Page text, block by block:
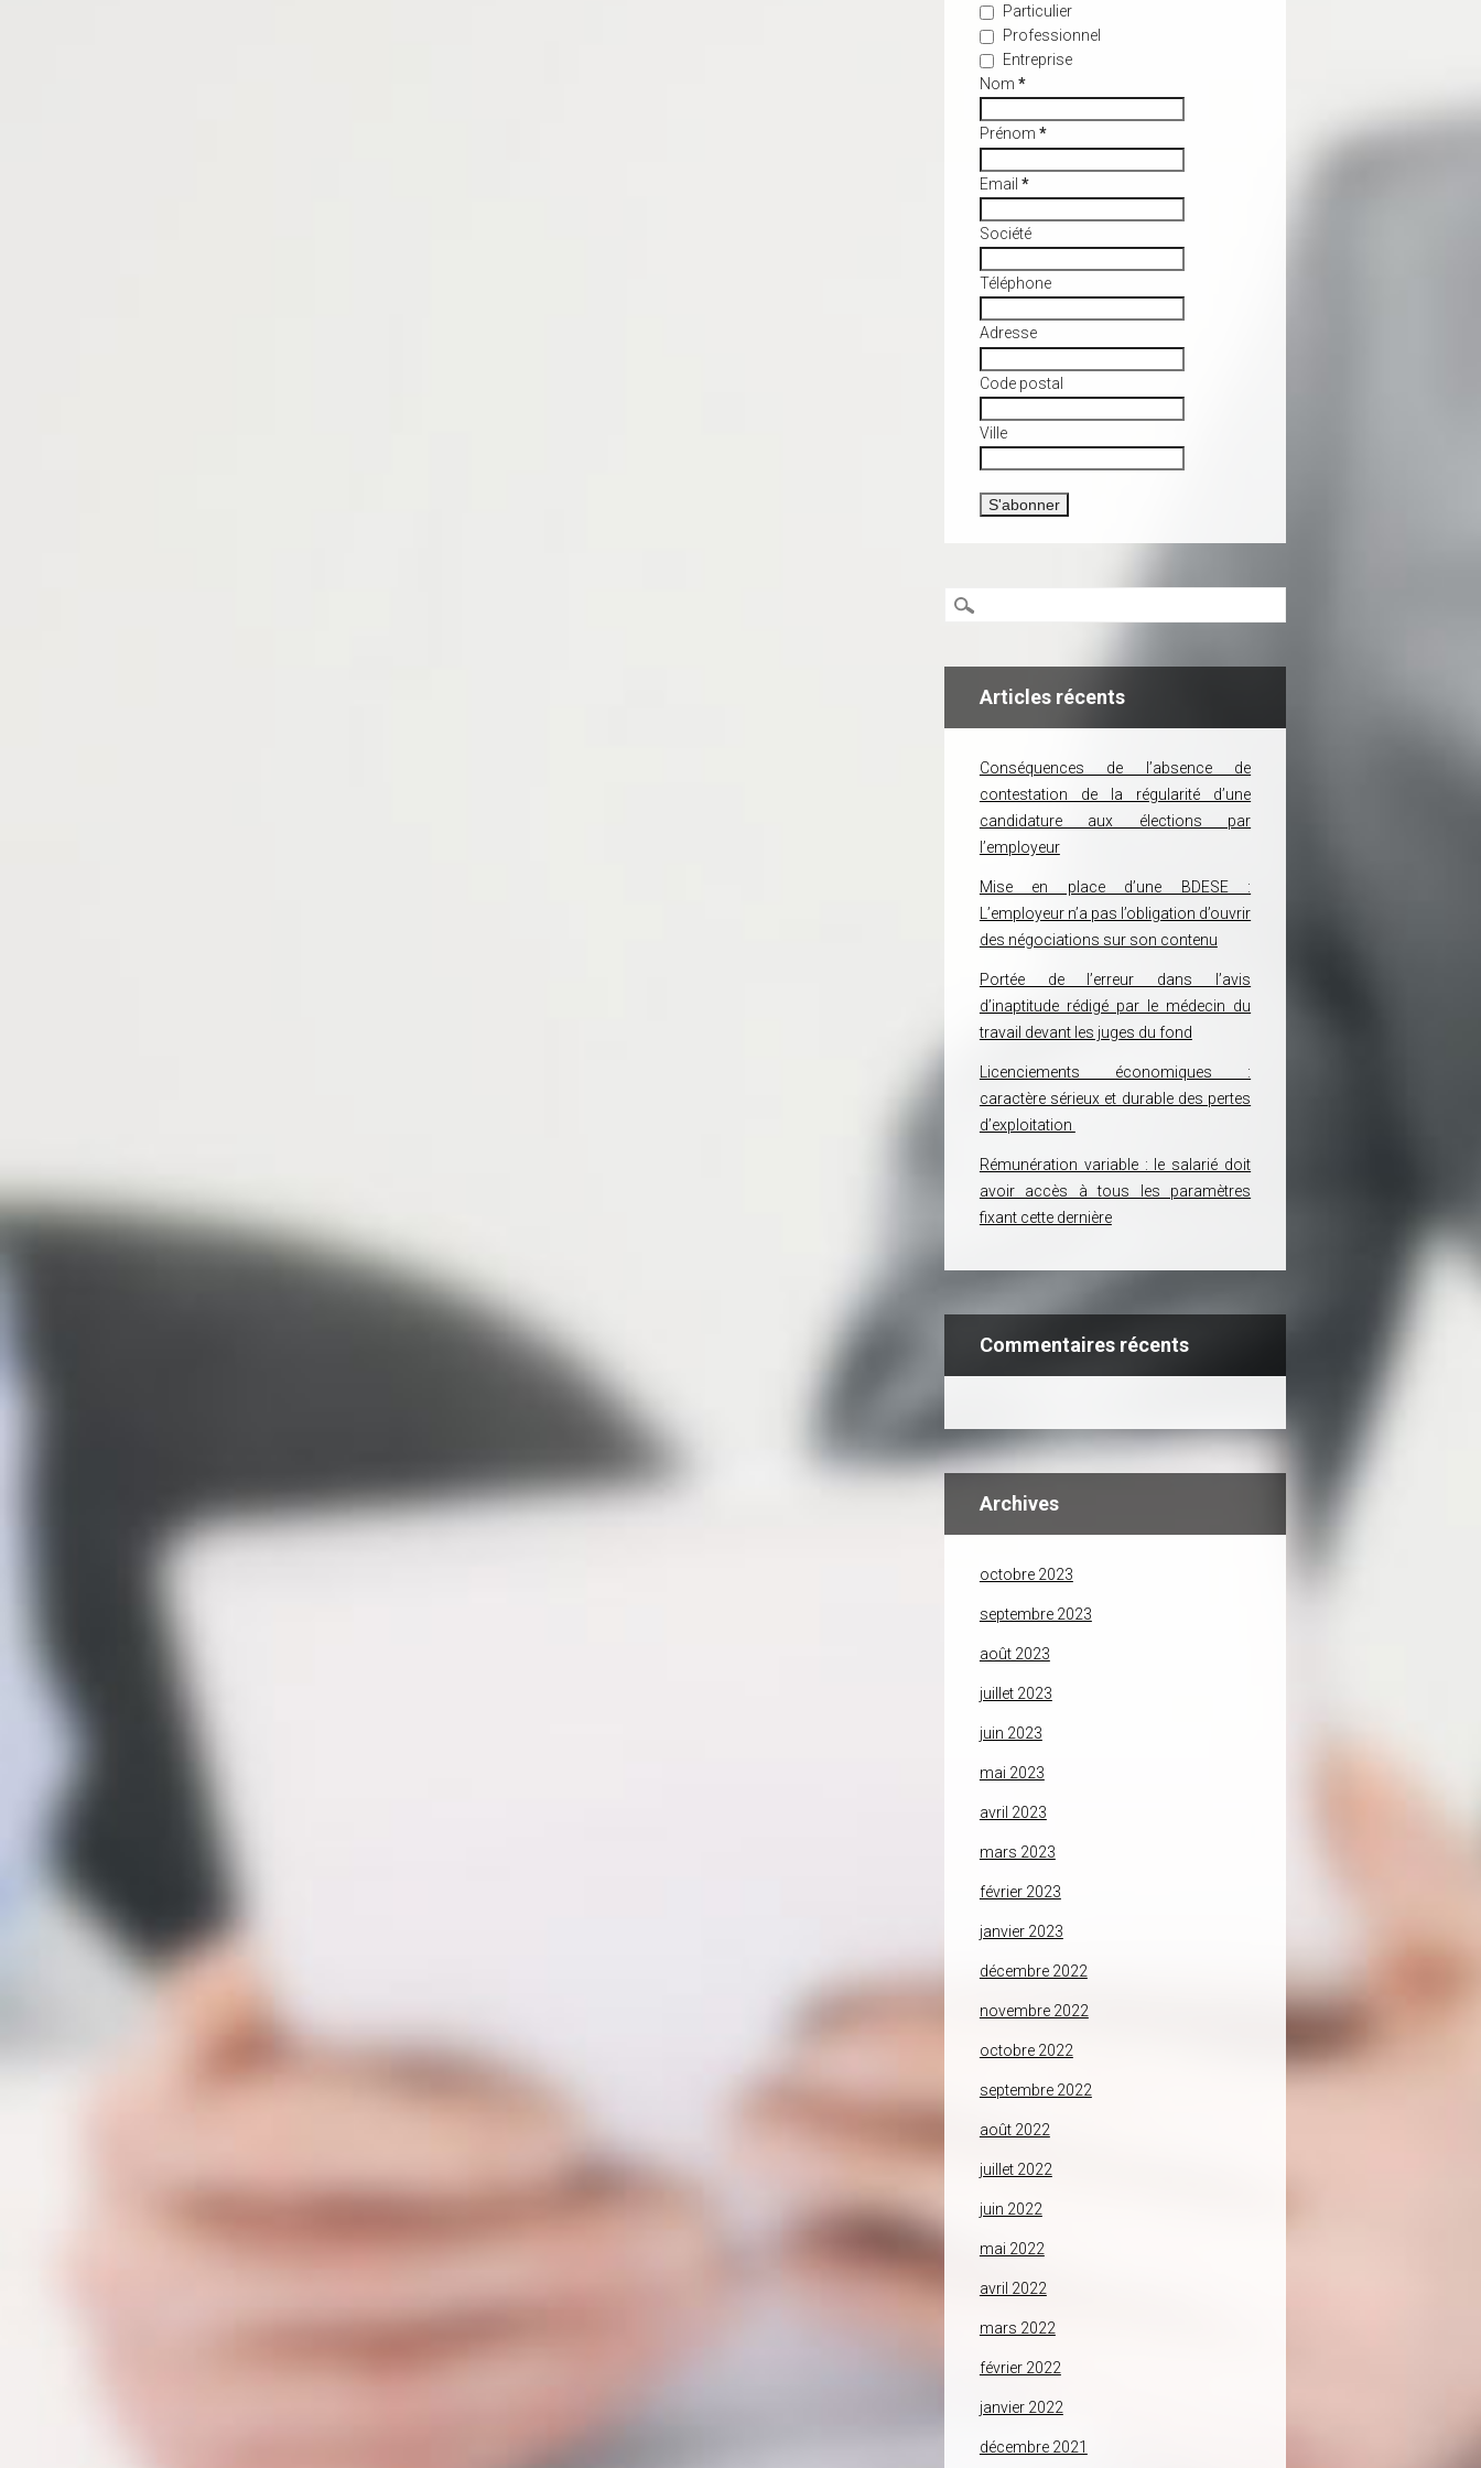
Particulier
Professionnel
Entreprise
Nom *
Prénom *
Email *
Société
Téléphone
Adresse
Code postal
Ville
Articles récents
Conséquences de l’absence de
contestation de la régularité d’une
candidature aux élections par
l’employeur
Mise en place d’une BDESE :
L’employeur n’a pas l’obligation d’ouvrir
des négociations sur son contenu
Portée de l’erreur dans l’avis
d’inaptitude rédigé par le médecin du
travail devant les juges du fond
Licenciements économiques :
caractère sérieux et durable des pertes
d’exploitation
Rémunération variable : le salarié doit
avoir accès à tous les paramètres
fixant cette dernière
Commentaires récents
Archives
octobre 2023
septembre 2023
août 2023
juillet 2023
juin 2023
mai 2023
avril 2023
mars 2023
février 2023
janvier 2023
décembre 2022
novembre 2022
octobre 2022
septembre 2022
août 2022
juillet 2022
juin 2022
mai 2022
avril 2022
mars 2022
février 2022
janvier 2022
décembre 2021